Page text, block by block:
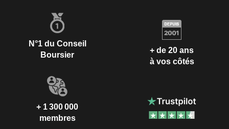
N°1 du Conseil
Boursier
+ de 20 ans
à vos côtés
+ 1 300 000
membres